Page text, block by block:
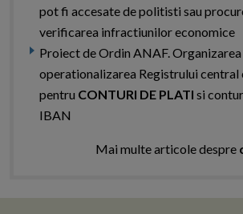
pot fi accesate de politisti sau
verificarea infractiunilor economice
Proiect de Ordin ANAF. Organizarea
operationalizarea Registrului central
pentru CONTURI DE PLATI si
IBAN
Mai multe articole despre